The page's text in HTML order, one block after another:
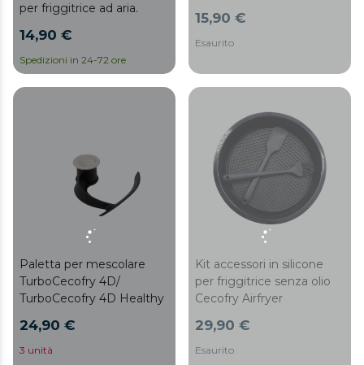
per friggitrice ad aria.
14,90 €
Spedizioni in 24-72 ore
15,90 €
Esaurito
Paletta per mescolare
TurboCecofry 4D/
TurboCecofry 4D Healthy
24,90 €
3 unità
Kit accessori in silicone
per friggitrice senza olio
Cecofry Airfryer
29,90 €
Esaurito